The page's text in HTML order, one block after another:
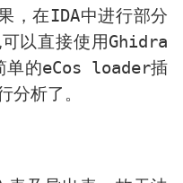
，在IDA中进行部分
以直接使用 Ghidra
单的eCos loader插
分析了。